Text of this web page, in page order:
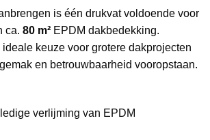
is één drukvat voldoende voor
ca. 80 m² EPDM dakbedekking.
keuze voor grotere dakprojecten
en betrouwbaarheid vooropstaan.
verlijming van EPDM